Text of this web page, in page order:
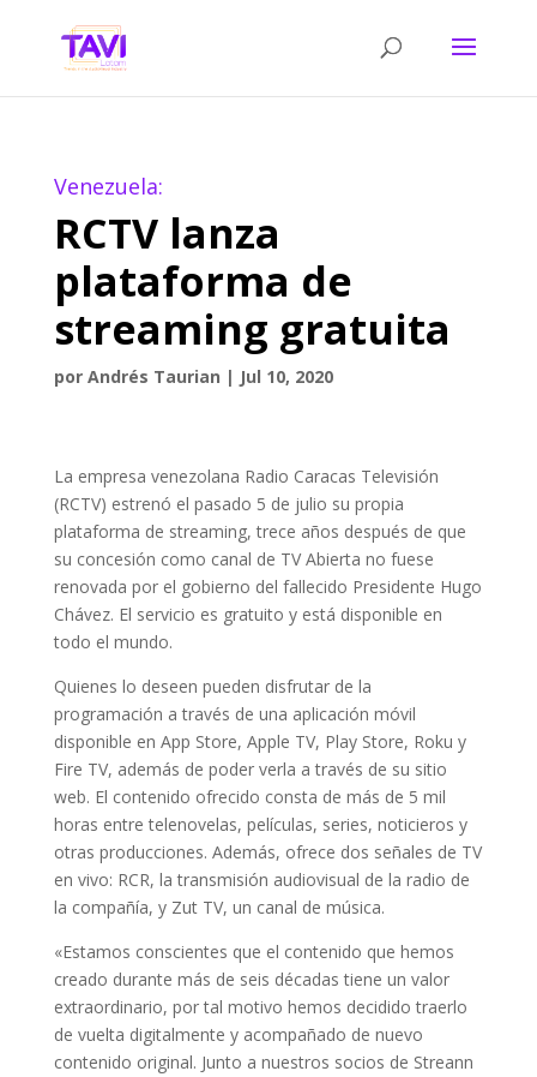
Venezuela:
RCTV lanza
plataforma de
streaming gratuita
por Andrés Taurian | Jul 10, 2020
La empresa venezolana Radio Caracas Televisión
(RCTV) estrenó el pasado 5 de julio su propia
plataforma de streaming, trece años después de que
su concesión como canal de TV Abierta no fuese
renovada por el gobierno del fallecido Presidente Hugo
Chávez. El servicio es gratuito y está disponible en
todo el mundo.
Quienes lo deseen pueden disfrutar de la
programación a través de una aplicación móvil
disponible en App Store, Apple TV, Play Store, Roku y
Fire TV, además de poder verla a través de su sitio
web. El contenido ofrecido consta de más de 5 mil
horas entre telenovelas, películas, series, noticieros y
otras producciones. Además, ofrece dos señales de TV
en vivo: RCR, la transmisión audiovisual de la radio de
la compañía, y Zut TV, un canal de música.
«Estamos conscientes que el contenido que hemos
creado durante más de seis décadas tiene un valor
extraordinario, por tal motivo hemos decidido traerlo
de vuelta digitalmente y acompañado de nuevo
contenido original. Junto a nuestros socios de Streann